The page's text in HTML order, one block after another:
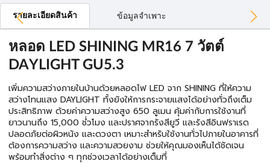
รายละเอียดสินค้า ข้อมูลจำเพาะ
หลอด LED SHINING MR16 7 วัตต์
DAYLIGHT GU5.3
เพิ่มความสว่างภายในบ้านด้วยหลอดไฟ LED จาก SHINING ที่ให้ความ
สว่างโทนแสง DAYLIGHT ทั้งยังให้การกระจายแสงได้อย่างทั่วถึงเต็ม
ประสิทธิภาพ ด้วยค่าความสว่างสูง 650 ลูเมน คุ้มค่ากับการใช้งานที่
ยาวนานถึง 15,000 ชํ่วโมง และปราศจากรังสียูวี และรังสีอินฟราเรด
ปลอดภัยต่อผิวหนัง และดวงตา เหมาะสำหรับใช้งานทั่วไปภายในอาคารที่
ต้องการความสว่าง และความสวยงาม ช่วยให้คุณมองเห็นได้ชัดเจน
พร้อมทำสิ่งต่าง ๆ ทุกช่วงเวลาได้อย่างเต็มที่